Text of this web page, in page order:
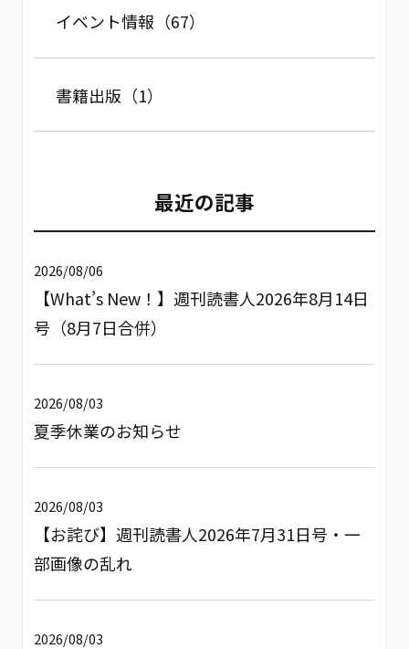
イベント情報（67）
書籍出版（1）
最近の記事
2026/08/06
【What’s New！】週刊読書人2026年8月14日
号（8月7日合併）
2026/08/03
夏季休業のお知らせ
2026/08/03
【お詫び】週刊読書人2026年7月31日号・一
部画像の乱れ
2026/08/03